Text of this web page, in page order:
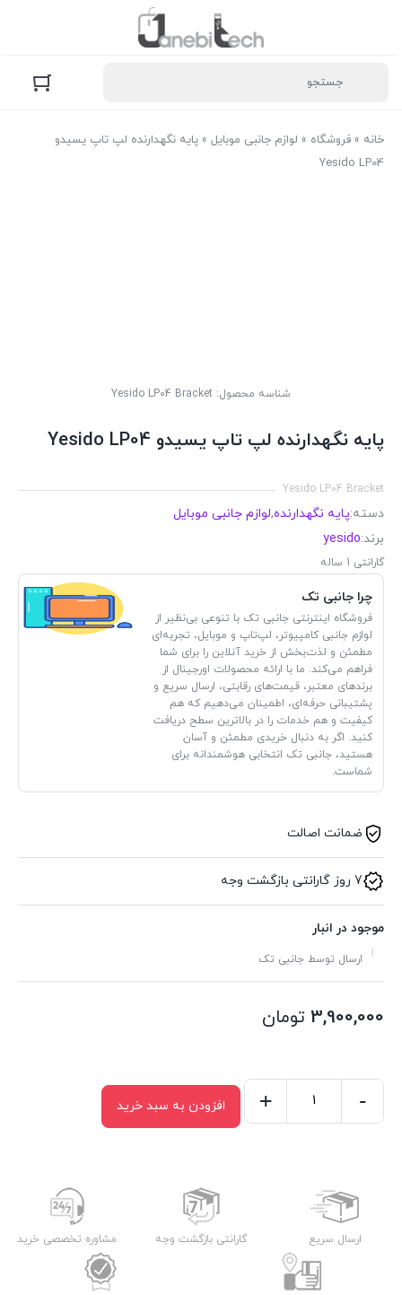
خانه » فروشگاه » لوازم جانبی موبایل » پایه نگهدارنده لپ تاپ یسیدو
Yesido LP04
شناسه محصول: Yesido LP04 Bracket
پایه نگهدارنده لپ تاپ یسیدو Yesido LP04
Yesido LP04 Bracket
دسته:پایه نگهدارنده,لوازم جانبی موبایل
برند:yesido
گارانتی 1 ساله
چرا جانبی تک
فروشگاه اینترنتی جانبی تک با تنوعی بی‌نظیر از
لوازم جانبی کامپیوتر، لپ‌تاپ و موبایل، تجربه‌ای
مطمئن و لذت‌بخش از خرید آنلاین را برای شما
فراهم می‌کند. ما با ارائه محصولات اورجینال از
برندهای معتبر، قیمت‌های رقابتی، ارسال سریع و
پشتیبانی حرفه‌ای، اطمینان می‌دهیم که هم
کیفیت و هم خدمات را در بالاترین سطح دریافت
کنید. اگر به دنبال خریدی مطمئن و آسان
هستید، جانبی تک انتخابی هوشمندانه برای
شماست.
ضمانت اصالت
7 روز گارانتی بازگشت وجه
موجود در انبار
ارسال توسط جانبی تک
3,900,000 تومان
یسیدو
Yesido
-
+ افزودن به سبد خرید
ارسال سریع گارانتی بازگشت وجه مشاوره تخصصی خرید